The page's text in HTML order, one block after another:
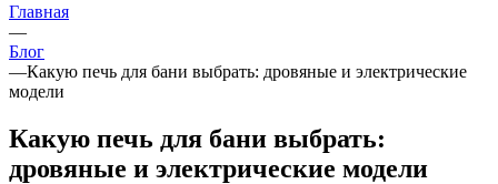
Главная
—
Блог
—Какую печь для бани выбрать: дровяные и электрические
модели
Какую печь для бани выбрать:
дровяные и электрические модели